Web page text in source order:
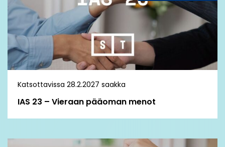
Katsottavissa 28.2.2027 saakka
IAS 23 – Vieraan pääoman menot